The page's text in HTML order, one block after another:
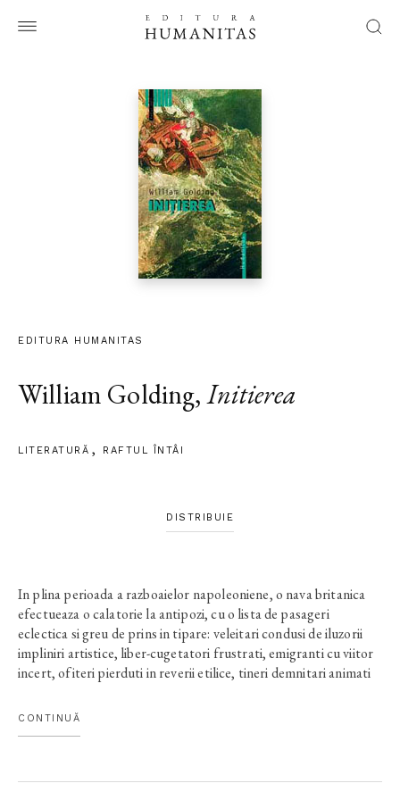
EDITURA HUMANITAS
William Golding,Initierea
LITERATURĂ RAFTUL ÎNTÂI
DISTRIBUIE
In plina perioada a razboaielor napoleoniene, o nava britanica
efectueaza o calatorie la antipozi, cu o lista de pasageri
eclectica si greu de prins in tipare: veleitari condusi de iluzorii
impliniri artistice, liber-cugetatori frustrati, emigranti cu viitor
incert, ofiteri pierduti in reverii etilice, tineri demnitari animati
incremenite in rigide principii victoriene. E, de fapt, replica la
scara redusa a societatii engleze de la inceputul secolului al XIX-
CONTINUĂ